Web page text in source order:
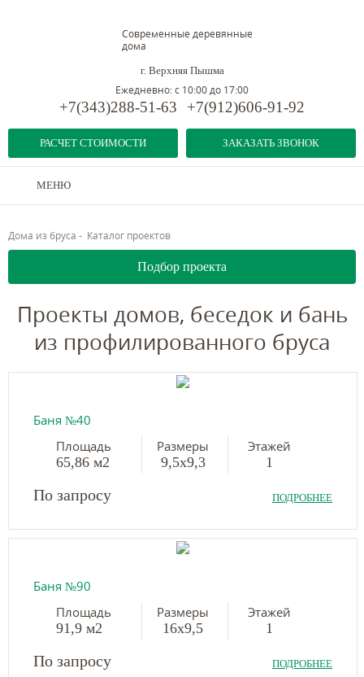
Современные деревянные
дома
г. Верхняя Пышма
РАСЧЕТ СТОИМОСТИ
Ежедневно: с 10:00 до 17:00
+7(343)288-51-63 +7(912)606-91-92
ЗАКАЗАТЬ ЗВОНОК
МЕНЮ
Дома из бруса - Каталог проектов
Подбор проекта
Проекты домов, беседок и бань
из профилированного бруса
Баня №40
Площадь
65,86 м2
Размеры
9,5х9,3
Этажей
1
По запросу ПОДРОБНЕЕ
Баня №90
Площадь
91,9 м2
Размеры
16х9,5
Этажей
1
По запросу ПОДРОБНЕЕ